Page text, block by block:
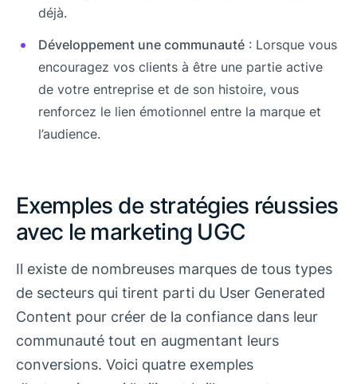
déjà.
Développement une communauté : Lorsque vous
encouragez vos clients à être une partie active
de votre entreprise et de son histoire, vous
renforcez le lien émotionnel entre la marque et
l’audience.
Exemples de stratégies réussies
avec le marketing UGC
Il existe de nombreuses marques de tous types
de secteurs qui tirent parti du User Generated
Content pour créer de la confiance dans leur
communauté tout en augmentant leurs
conversions. Voici quatre exemples